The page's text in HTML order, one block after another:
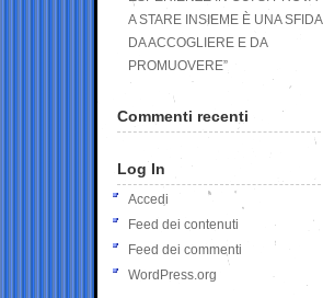
A STARE INSIEME È UNA SFIDA
DA ACCOGLIERE E DA
PROMUOVERE”
Commenti recenti
Log In
Accedi
Feed dei contenuti
Feed dei commenti
WordPress.org